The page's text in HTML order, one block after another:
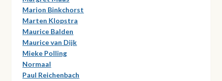
Marion Binkchorst
Marten Klopstra
Maurice Balden
Maurice van Dijk
Mieke Polling
Normaal
Paul Reichenbach